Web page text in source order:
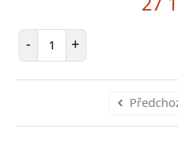
- Počet položek
+